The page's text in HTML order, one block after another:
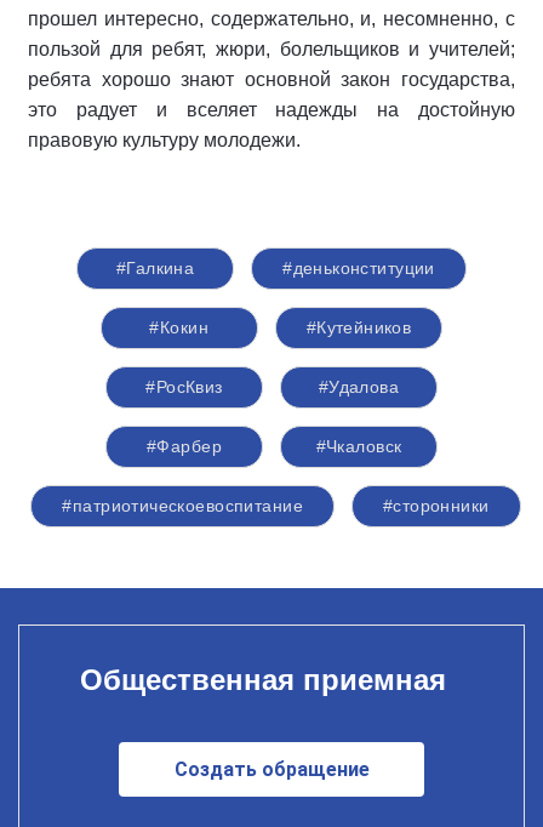
прошел интересно, содержательно, и, несомненно, с
пользой для ребят, жюри, болельщиков и учителей;
ребята хорошо знают основной закон государства,
это радует и вселяет надежды на достойную
правовую культуру молодежи.
#Галкина #деньконституции
#Кокин #Кутейников
#РосКвиз #Удалова
#Фарбер #Чкаловск
#патриотическоевоспитание #сторонники
Общественная приемная
Создать обращение